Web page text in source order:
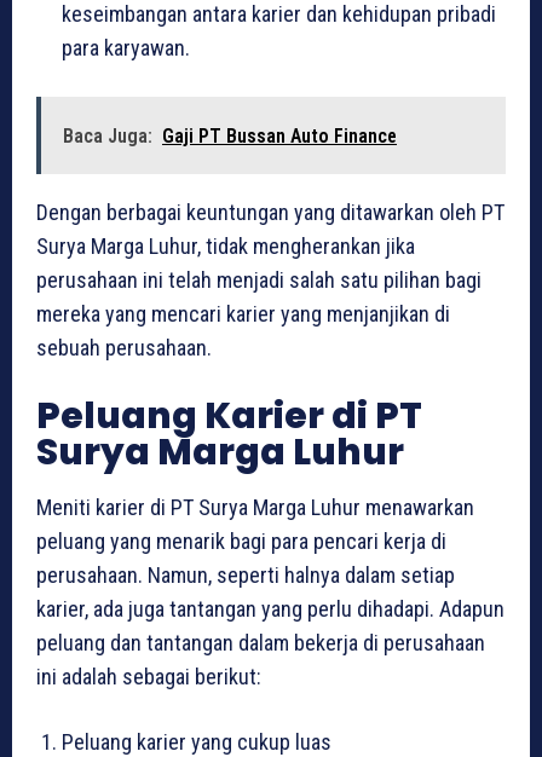
keseimbangan antara karier dan kehidupan pribadi
para karyawan.
Baca Juga: Gaji PT Bussan Auto Finance
Dengan berbagai keuntungan yang ditawarkan oleh PT
Surya Marga Luhur, tidak mengherankan jika
perusahaan ini telah menjadi salah satu pilihan bagi
mereka yang mencari karier yang menjanjikan di
sebuah perusahaan.
Peluang Karier di PT
Surya Marga Luhur
Meniti karier di PT Surya Marga Luhur menawarkan
peluang yang menarik bagi para pencari kerja di
perusahaan. Namun, seperti halnya dalam setiap
karier, ada juga tantangan yang perlu dihadapi. Adapun
peluang dan tantangan dalam bekerja di perusahaan
ini adalah sebagai berikut:
Peluang karier yang cukup luas